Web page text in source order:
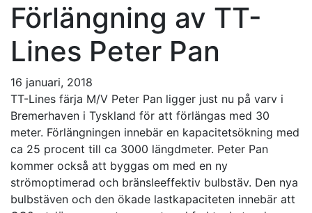
Förlängning av TT-
Lines Peter Pan
16 januari, 2018
TT-Lines färja M/V Peter Pan ligger just nu på varv i
Bremerhaven i Tyskland för att förlängas med 30
meter. Förlängningen innebär en kapacitetsökning med
ca 25 procent till ca 3000 längdmeter. Peter Pan
kommer också att byggas om med en ny
strömoptimerad och bränsleeffektiv bulbstäv. Den nya
bulbstäven och den ökade lastkapaciteten innebär att